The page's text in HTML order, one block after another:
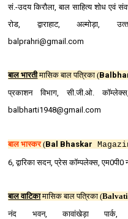
सं.-उदय किरौला, बाल साहित्‍य शोध एवं
रोड, द्वाराहाट, अल्‍मोड़ा,
balprahri@gmail.com
बाल भारतीमासिक बाल पत्रिका(
प्रकाशन विभाग, सी.जी.ओ.
balbharti1948@gmail.com
बाल भास्‍कर(Bal Bhaskar
6, द्वारिका सदन, प्रेस कॉम्‍पलेक्‍स, एम0पी0
बाल वाटिकामासिक बाल पत्रिका(
नंद भवन, कावांखेड़ा पार्क,